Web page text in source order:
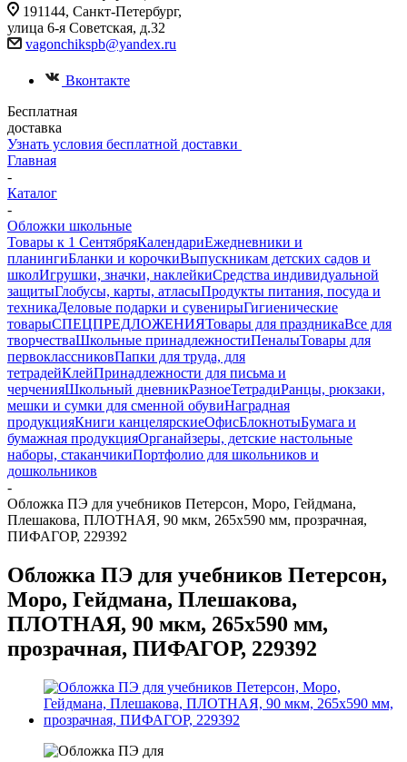
191144, Санкт-Петербург,
улица 6-я Советская, д.32
vagonchikspb@yandex.ru
Вконтакте
Бесплатная
доставка
Узнать условия бесплатной доставки
Главная
-
Каталог
-
Обложки школьные
Товары к 1 СентябряКалендариЕжедневники и
планингиБланки и корочкиВыпускникам детских садов и
школИгрушки, значки, наклейкиСредства индивидуальной
защитыГлобусы, карты, атласыПродукты питания, посуда и
техникаДеловые подарки и сувенирыГигиенические
товарыСПЕЦПРЕДЛОЖЕНИЯТовары для праздникаВсе для
творчестваШкольные принадлежностиПеналыТовары для
первоклассниковПапки для труда, для
тетрадейКлейПринадлежности для письма и
черченияШкольный дневникРазноеТетрадиРанцы, рюкзаки,
мешки и сумки для сменной обувиНаградная
продукцияКниги канцелярскиеОфисБлокнотыБумага и
бумажная продукцияОрганайзеры, детские настольные
наборы, стаканчикиПортфолио для школьников и
дошкольников
-
Обложка ПЭ для учебников Петерсон, Моро, Гейдмана,
Плешакова, ПЛОТНАЯ, 90 мкм, 265х590 мм, прозрачная,
ПИФАГОР, 229392
Обложка ПЭ для учебников Петерсон,
Моро, Гейдмана, Плешакова,
ПЛОТНАЯ, 90 мкм, 265х590 мм,
прозрачная, ПИФАГОР, 229392